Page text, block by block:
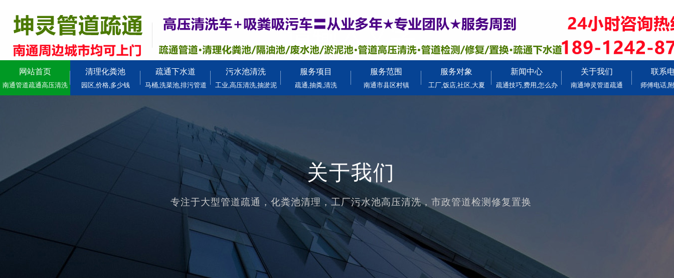
网站首页
南通管道疏通高压清洗
清理化粪池
园区,价格,多少钱
疏通下水道
马桶,洗菜池,排污管道
污水池清洗
工业,高压清洗,抽淤泥
服务项目
疏通,抽粪,清洗
服务范围
南通市县区村镇
服务对象
工厂,饭店,社区,大夏
新闻中心
疏通技巧,费用,怎么办
关于我们
南通坤灵管道疏通
联系
师傅电话,
关于我们
专注于大型管道疏通，化粪池清理，工厂污水池高压清洗，市政管道检测修复置换